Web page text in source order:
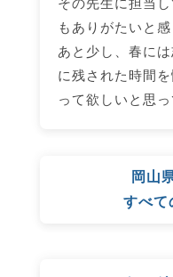
その先生に担当
もありがたいと
あと少し、春に
に残された時間
って欲しいと思っ
岡山
すべて